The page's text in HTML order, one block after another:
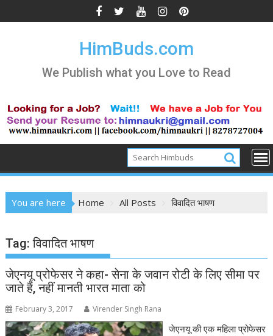
to
HimBuds.com
We Publish what you Love to Read
You are here Home All Posts विवादित भाषण
Tag:विवादित भाषण
जेएनयू प्रोफेसर ने कहा- सेना के जवान रोटी के लिए सीमा पर
जाते हैं, नहीं मानती भारत माता को
February 3, 2017 Virender Singh Rana
जेएनयू की एक महिला प्रोफेसर